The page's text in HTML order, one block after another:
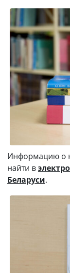
Информацию о
найти в
Беларуси.